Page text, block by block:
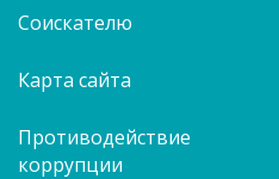
Соискателю
Карта сайта
Противодействие
коррупции